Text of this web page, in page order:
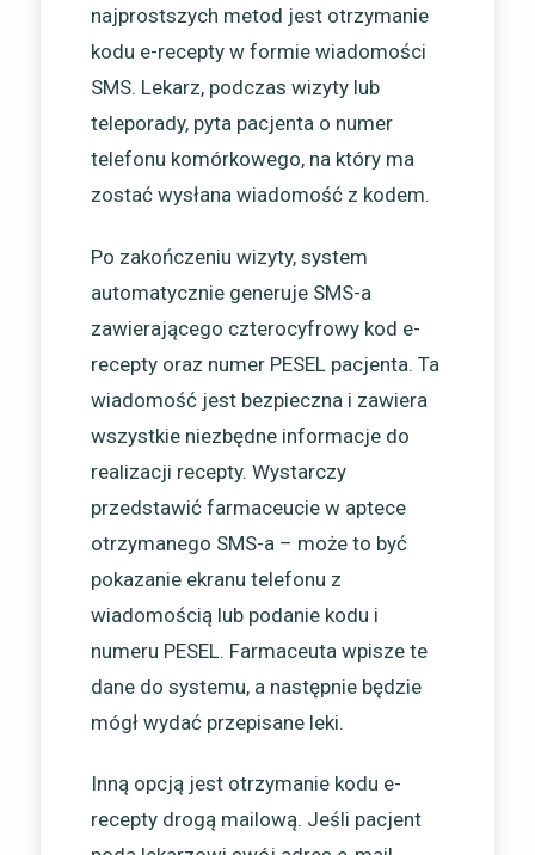
najprostszych metod jest otrzymanie
kodu e-recepty w formie wiadomości
SMS. Lekarz, podczas wizyty lub
teleporady, pyta pacjenta o numer
telefonu komórkowego, na który ma
zostać wysłana wiadomość z kodem.
Po zakończeniu wizyty, system
automatycznie generuje SMS-a
zawierającego czterocyfrowy kod e-
recepty oraz numer PESEL pacjenta. Ta
wiadomość jest bezpieczna i zawiera
wszystkie niezbędne informacje do
realizacji recepty. Wystarczy
przedstawić farmaceucie w aptece
otrzymanego SMS-a – może to być
pokazanie ekranu telefonu z
wiadomością lub podanie kodu i
numeru PESEL. Farmaceuta wpisze te
dane do systemu, a następnie będzie
mógł wydać przepisane leki.
Inną opcją jest otrzymanie kodu e-
recepty drogą mailową. Jeśli pacjent